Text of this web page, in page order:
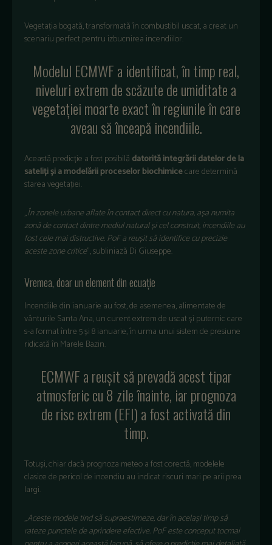
Vegetația bogată, transformată în combustibil uscat, a creat un
scenariu perfect pentru izbucnirea incendiilor.
Modelul ECMWF a identificat, în timp real,
niveluri extrem de scăzute de umiditate a
vegetației moarte exact în regiunile în care
aveau să înceapă incendiile.
Această predicție a fost posibilă datorită integrării datelor de la
sateliți și a modelării proceselor biochimicecare determină
starea vegetației.
„În zonele urbane aflate în contact direct cu natura, așa numita
zonă de contact dintre mediul natural și cel construit, incendiile au
fost cele mai distructive. PoF a reușit să identifice cu precizie
aceste zone critice”, subliniază Di Giuseppe.
Vremea, doar un element din ecuație
Incendiile din ianuarie au fost, de asemenea, alimentate de
vânturile Santa Ana, un curent extrem de uscat și puternic care
s-a format între 5 și 8 ianuarie, în urma unui sistem de presiune
ridicată în Marele Bazin.
ECMWF a reușit să prevadă acest tipar
atmosferic cu 8 zile înainte, iar prognoza
de risc extrem (EFI) a fost activată din
timp.
Totuși, chiar dacă prognoza meteo a fost corectă, modelele
clasice de pericol de incendiu au indicat riscuri mari pe arii prea
largi.
„Aceste modele tind să supraestimeze, dar în același timp să
rateze punctele de aprindere efective. PoF este conceput tocmai